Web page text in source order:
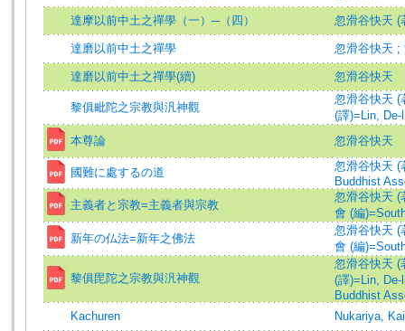
達摩以前中土之禪學（一）─（四） 忽滑谷快天 (
達磨以前中土之禪學 忽滑谷快天 ;
達磨以前中土之禪學(續) 忽滑谷快天
黎俱毗陀之宗教與汎神觀
忽滑谷快天 (
(譯)=Lin, De-
本尊論
忽滑谷快天
國難に處するの道
忽滑谷快天 (
Buddhist
主義者と宗教=主義者與宗教
忽滑谷快天 (
會 (編
新年の仏法=新年之佛法
忽滑谷快天 (
會 (編
黎俱毘陀之宗教與汎神觀
忽滑谷快天 (
(譯)=Lin, De-
Buddhist
Kachuren
Nukariya,